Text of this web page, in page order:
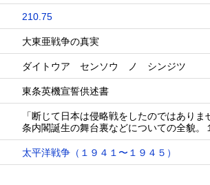
210.75
大東亜戦争の真実
ダイトウア センソウ ノ シンジツ
東条英機宣誓供述書
「断じて日本は侵略戦をしたのではあり
条内閣誕生の舞台裏などについての全貌
太平洋戦争（１９４１〜１９４５）